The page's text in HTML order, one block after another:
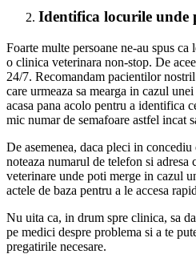
Identifica locurile unde
Foarte multe persoane ne-au spus ca
o clinica veterinara non-stop. De
24/7. Recomandam pacientilor
care urmeaza sa mearga in cazul
acasa pana acolo pentru a identifica
mic numar de semafoare astfel incat
De asemenea, daca pleci in
noteaza numarul de telefon si
veterinare unde poti merge in cazul
actele de baza pentru a le accesa
Nu uita ca, in drum spre clinica, sa
pe medici despre problema si a te
pregatirile necesare.